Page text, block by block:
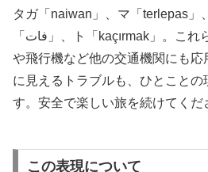
タガ「naiwan」、マ「terlepas」
「فات」、ト「kaçırmak」。これらを覚えておけば、バス
や飛行機など他の交通機関にも
に見えるトラブルも、ひとことの
す。安全で楽しい旅を続けてくだ
この表現について